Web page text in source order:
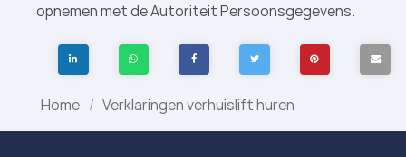
opnemen met de Autoriteit Persoonsgegevens.
Home Verklaringen verhuislift huren